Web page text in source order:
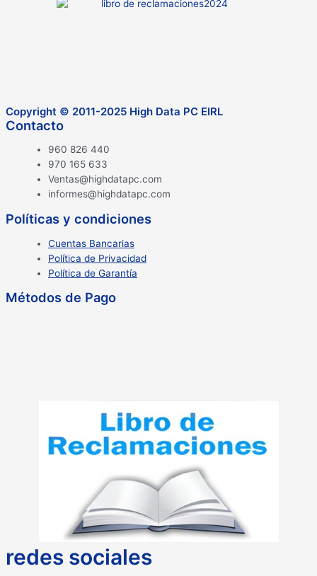
Copyright © 2011-2025 High Data PC EIRL
Contacto
960 826 440
970 165 633
Ventas@highdatapc.com
informes@highdatapc.com
Políticas y condiciones
Cuentas Bancarias
Política de Privacidad
Política de Garantía
Métodos de Pago
redes sociales